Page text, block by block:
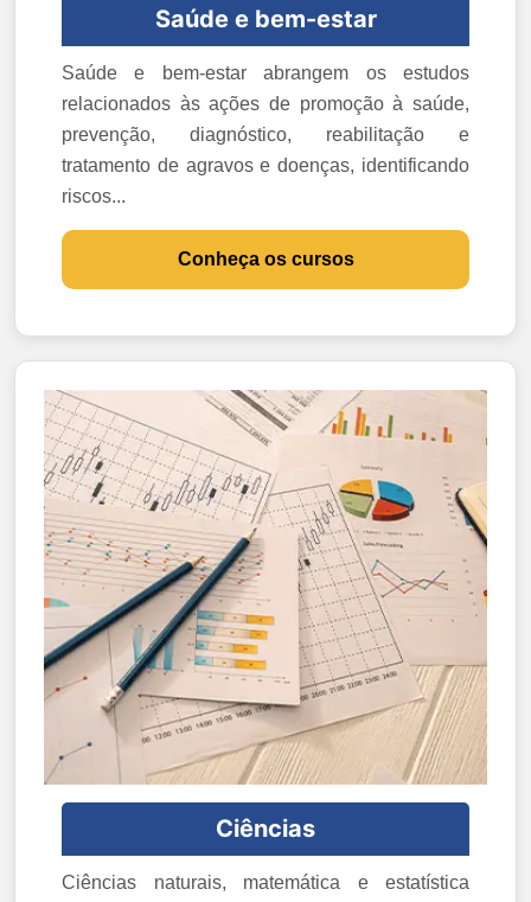
Saúde e bem-estar
Saúde e bem-estar abrangem os estudos
relacionados às ações de promoção à saúde,
prevenção, diagnóstico, reabilitação e
tratamento de agravos e doenças, identificando
riscos...
Conheça os cursos
Ciências
Ciências naturais, matemática e estatística